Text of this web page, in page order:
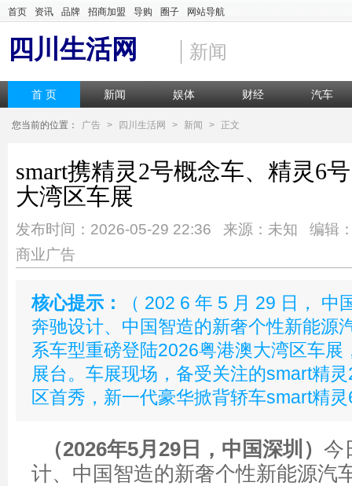
首页 资讯 品牌 招商加盟 导购 圈子 网站导航
四川生活网 新闻
首 页 新闻 娱体 财经 汽车
您当前的位置： 广告 > 四川生活网 > 新闻 > 正文
smart携精灵2号概念车、精灵6
大湾区车展
发布时间：2026-05-29 22:36 来源：未知 编辑
商业广告
核心提示：
（ 202 6 年 5 月 29 日， 中
奔驰设计、中国智造的新奢个性新能源
系车型重磅登陆2026粤港澳大湾区车展
展台。车展现场，备受关注的smart精
区首秀，新一代豪华掀背轿车smart精
（2026年5月 29 日， 中国深圳 ） 今
计、中国智造的新奢个性新能源汽